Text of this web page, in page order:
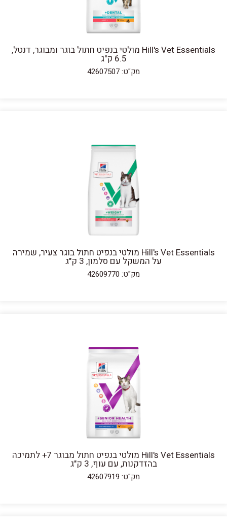
Hill's Vet Essentials מולטי בנפיט חתול בוגר ומבוגר, דנטל,
6.5 ק"ג
מק"ט: 42607507
Hill's Vet Essentials מולטי בנפיט חתול בוגר צעיר, שמירה
על המשקל עם סלמון, 3 ק"ג
מק"ט: 42609770
Hill's Vet Essentials מולטי בנפיט חתול מבוגר 7+ לתמיכה
בהזדקנות, עם עוף, 3 ק"ג
מק"ט: 42607919